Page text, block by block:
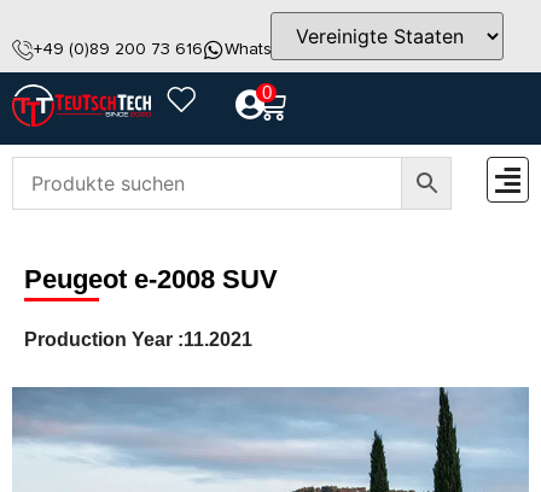
+49 (0)89 200 73 616 WhatsApp info@teutschtech.com
0
Peugeot e-2008 SUV
Production Year :11.2021